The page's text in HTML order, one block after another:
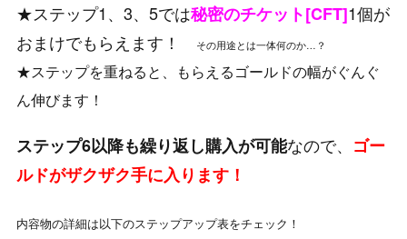
★ステップ1、3、5では秘密のチケット[CFT]1個が
おまけでもらえます！
その用途とは一体何のか…？
★ステップを重ねると、もらえるゴールドの幅がぐんぐ
ん伸びます！
ステップ6以降も繰り返し購入が可能なので、 ゴー
ルドがザクザク手に入ります！
内容物の詳細は以下のステップアップ表をチェック！